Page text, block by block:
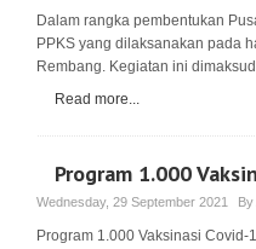
Dalam rangka pembentukan
PPKS yang dilaksanakan pada
Rembang. Kegiatan ini
bidang penyaluran alumni
ketua BKK dari bebrapa SMK
Read more...
Program 1.000
Wednesday, 29 September 2021 By
Program 1.000 Vaksinasi